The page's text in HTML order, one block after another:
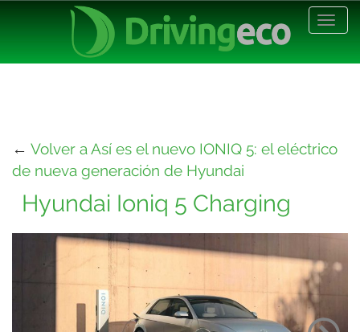
← Volver a Así es el nuevo IONIQ 5: el eléctrico
de nueva generación de Hyundai
Hyundai Ioniq 5 Charging